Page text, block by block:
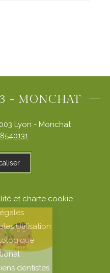
- MONCHAT
Lyon - Monchat
et charte cookie
Utilisation
dentistes